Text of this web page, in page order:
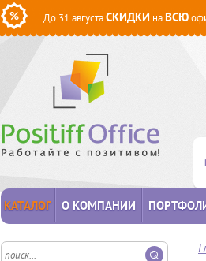
До 31 августаСКИДКИ наВСЮ
КАТАЛОГ О КОМПАНИИ